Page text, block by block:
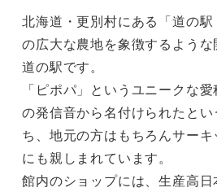
北海道・更別村にある「道の
の広大な農地を象徴するよう
道の駅です。
「ピポパ」というユニークな
の発信音から名付けられたと
ち、地元の方はもちろんサー
にも親しまれています。
館内のショップには、生産高